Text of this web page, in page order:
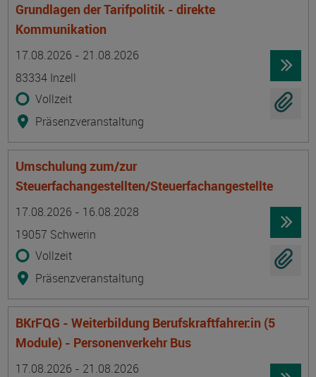
Grundlagen der Tarifpolitik - direkte
Kommunikation
17.08.2026 - 21.08.2026
83334 Inzell
Vollzeit
Präsenzveranstaltung
Umschulung zum/zur
Steuerfachangestellten/Steuerfachangestellte
17.08.2026 - 16.08.2028
19057 Schwerin
Vollzeit
Präsenzveranstaltung
BKrFQG - Weiterbildung Berufskraftfahrer:in (5
Module) - Personenverkehr Bus
17.08.2026 - 21.08.2026